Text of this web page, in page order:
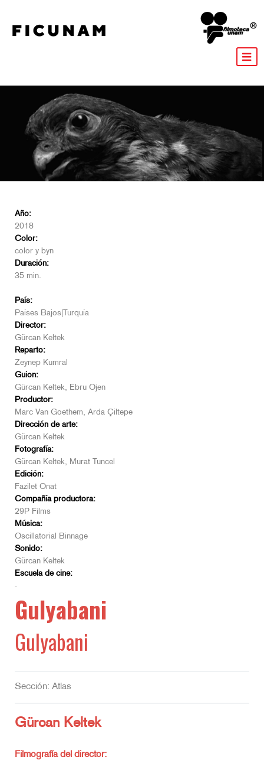
Año:
2018
Color:
color y byn
Duración:
35 min.
País:
Países Bajos|Turquía
Director:
Gürcan Keltek
Reparto:
Zeynep Kumral
Guion:
Gürcan Keltek, Ebru Ojen
Productor:
Marc Van Goethem, Arda Çiltepe
Dirección de arte:
Gürcan Keltek
Fotografía:
Gürcan Keltek, Murat Tuncel
Edición:
Fazilet Onat
Compañía productora:
29P Films
Música:
Oscillatorial Binnage
Sonido:
Gürcan Keltek
Escuela de cine:
-
Gulyabani
Gulyabani
Sección: Atlas
Gürcan Keltek
Filmografía del director: